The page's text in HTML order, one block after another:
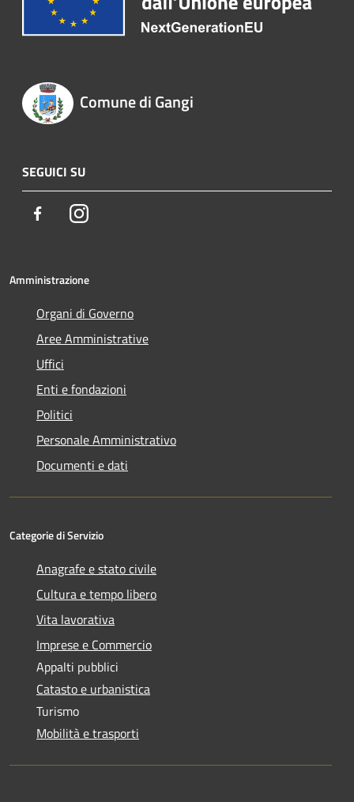
Comune di Gangi
SEGUICI SU
FacebookInstagram
Amministrazione
Organi di Governo
Aree Amministrative
Uffici
Enti e fondazioni
Politici
Personale Amministrativo
Documenti e dati
Categorie di Servizio
Anagrafe e stato civile
Cultura e tempo libero
Vita lavorativa
Imprese e Commercio
Appalti pubblici
Catasto e urbanistica
Turismo
Mobilità e trasporti